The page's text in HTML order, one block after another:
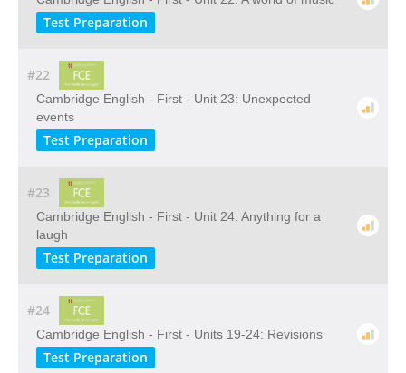
Test Preparation
#22
Cambridge English - First - Unit 23: Unexpected
events
Test Preparation
#23
Cambridge English - First - Unit 24: Anything for a
laugh
Test Preparation
#24
Cambridge English - First - Units 19-24: Revisions
Test Preparation